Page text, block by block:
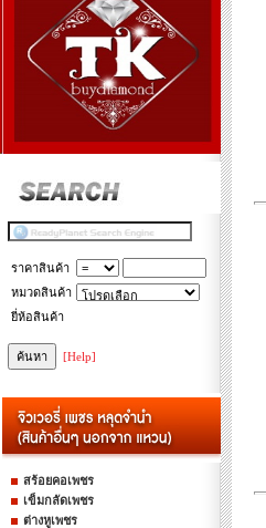
ราคาสินค้า
หมวดสินค้า
ยี่ห้อสินค้า
[Help]
สร้อยคอเพชร
เข็มกลัดเพชร
ต่างหูเพชร